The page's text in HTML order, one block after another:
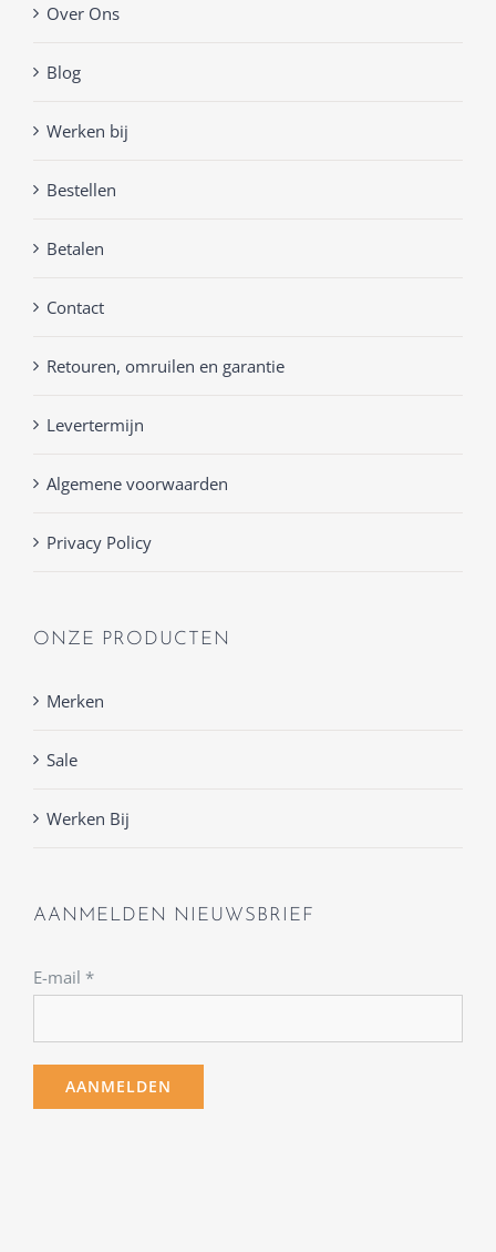
Over Ons
Blog
Werken bij
Bestellen
Betalen
Contact
Retouren, omruilen en garantie
Levertermijn
Algemene voorwaarden
Privacy Policy
ONZE PRODUCTEN
Merken
Sale
Werken Bij
AANMELDEN NIEUWSBRIEF
E-mail *